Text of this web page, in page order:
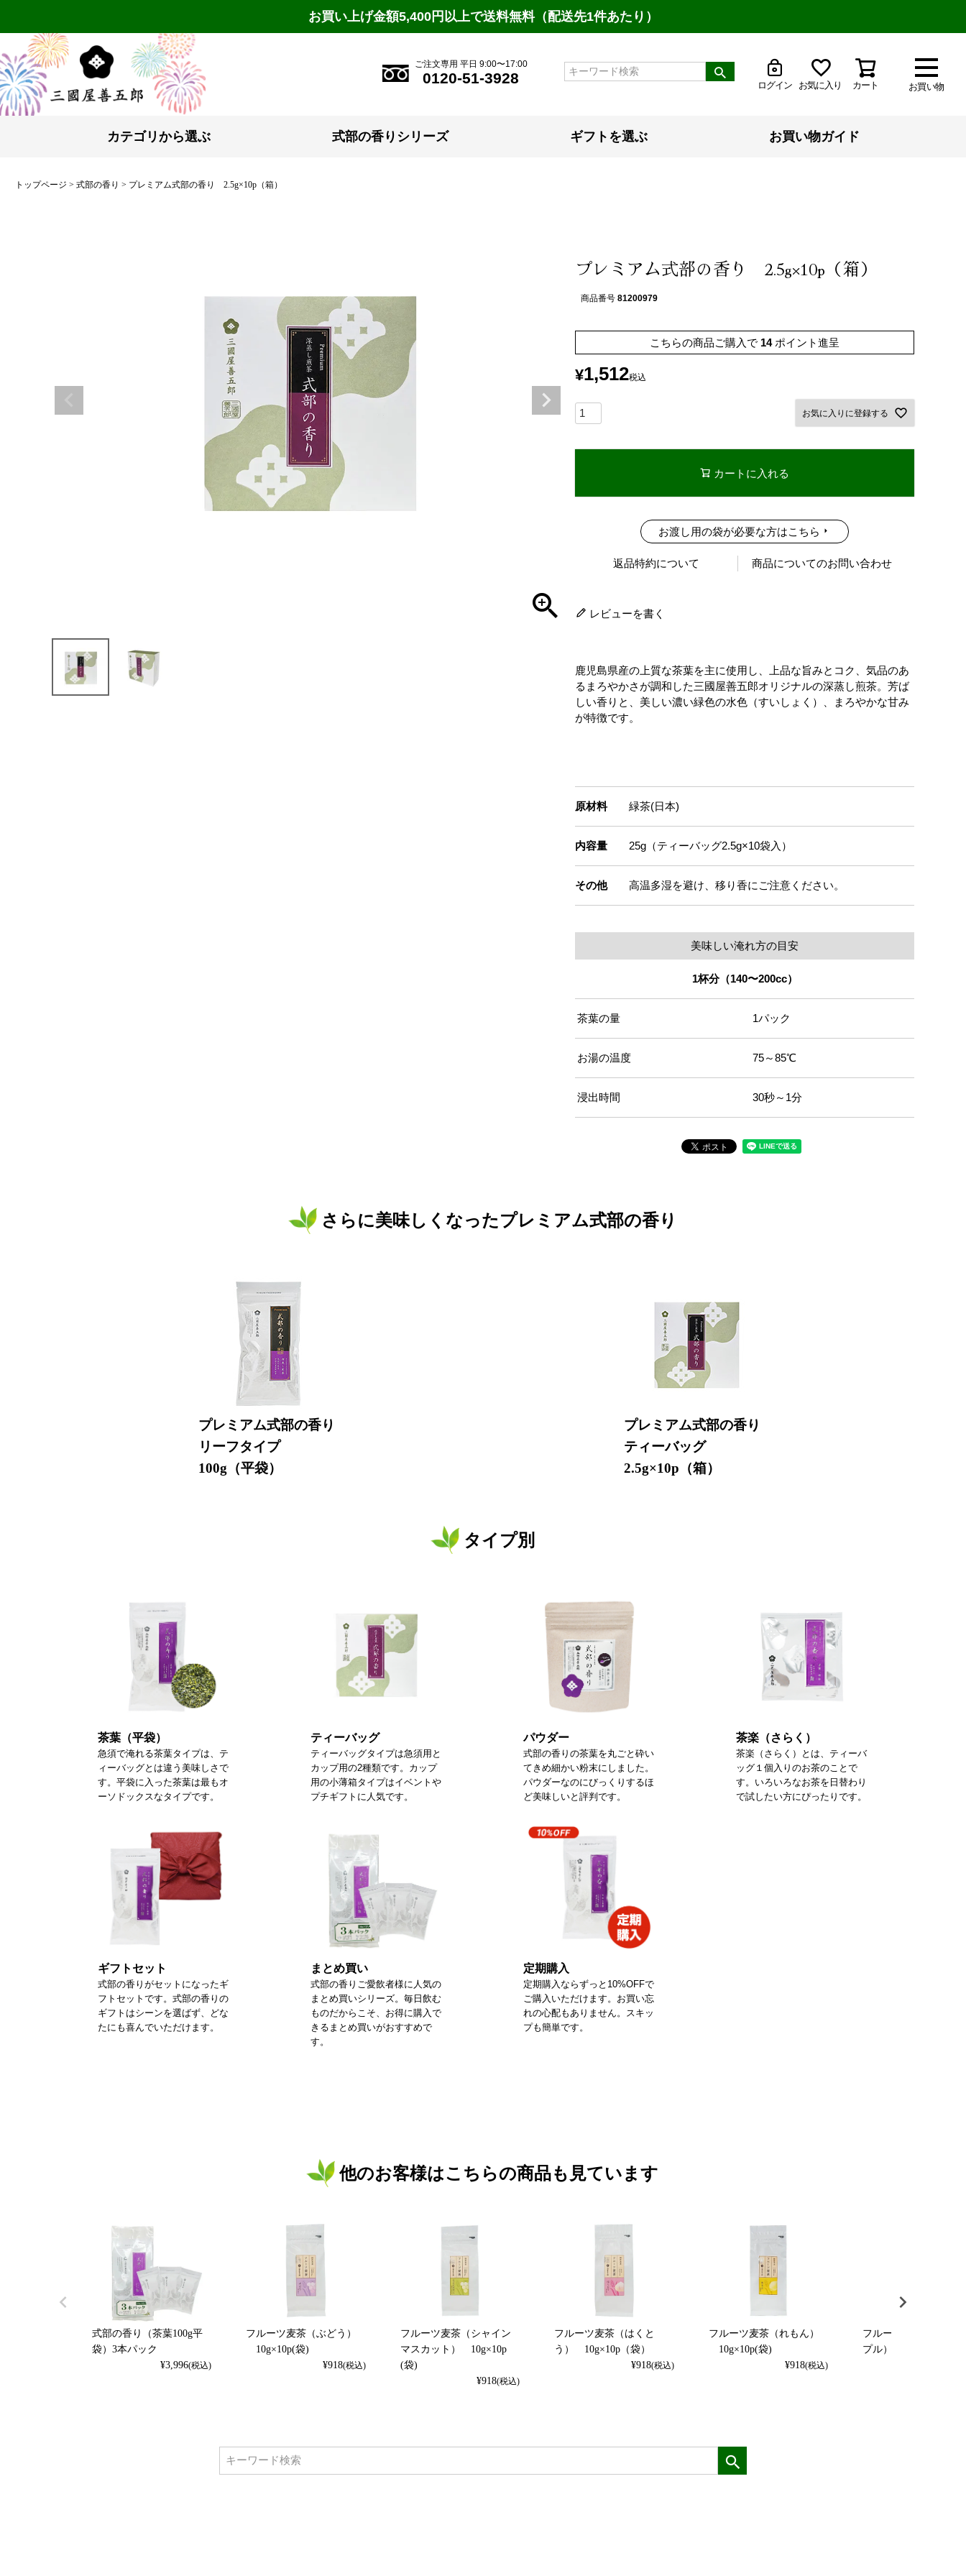
お買い上げ金額5,400円以上で送料無料（配送先1件あたり）
お買い物
ご注文専用 平日 9:00〜17:00
0120-51-3928 ログイン お気に入り カート
カテゴリから選ぶ 式部の香りシリーズ ギフトを選ぶ お買い物ガイド
トップページ 式部の香り プレミアム式部の香り 2.5g×10p（箱）
プレミアム式部の香り 2.5g×10p（箱）
商品番号 81200979
こちらの商品ご購入で 14 ポイント進呈
¥1,512税込
お気に入りに登録する
カートに入れる
お渡し用の袋が必要な方はこちら
返品特約について 商品についてのお問い合わせ
レビューを書く
鹿児島県産の上質な茶葉を主に使用し、上品な旨みとコク、気品のあ
るまろやかさが調和した三國屋善五郎オリジナルの深蒸し煎茶。芳ば
しい香りと、美しい濃い緑色の水色（すいしょく）、まろやかな甘み
が特徴です。
原材料 緑茶(日本)
内容量 25g（ティーバッグ2.5g×10袋入）
その他 高温多湿を避け、移り香にご注意ください。
美味しい淹れ方の目安
1杯分（140〜200cc）
茶葉の量 1パック
お湯の温度 75～85℃
浸出時間 30秒～1分
さらに美味しくなったプレミアム式部の香り
プレミアム式部の香り
リーフタイプ
100g（平袋）
プレミアム式部の香り
ティーバッグ
2.5g×10p（箱）
タイプ別
茶葉（平袋）
急須で淹れる茶葉タイプは、テ
ィーバッグとは違う美味しさで
す。平袋に入った茶葉は最もオ
ーソドックスなタイプです。
ティーバッグ
ティーバッグタイプは急須用と
カップ用の2種類です。カップ
用の小薄箱タイプはイベントや
プチギフトに人気です。
パウダー
式部の香りの茶葉を丸ごと砕い
てきめ細かい粉末にしました。
パウダーなのにびっくりするほ
ど美味しいと評判です。
茶楽（さらく）
茶楽（さらく）とは、ティーバ
ッグ１個入りのお茶のことで
す。いろいろなお茶を日替わり
で試したい方にぴったりです。
ギフトセット
式部の香りがセットになったギ
フトセットです。式部の香りの
ギフトはシーンを選ばず、どな
たにも喜んでいただけます。
まとめ買い
式部の香りご愛飲者様に人気の
まとめ買いシリーズ。毎日飲む
ものだからこそ、お得に購入で
きるまとめ買いがおすすめで
す。
定期購入
定期購入ならずっと10%OFFで
ご購入いただけます。お買い忘
れの心配もありません。スキッ
プも簡単です。
他のお客様はこちらの商品も見ています
式部の香り（茶葉100g平
袋）3本パック
¥3,996(税込)
フルーツ麦茶（ぶどう）
10g×10p(袋)
¥918(税込)
フルーツ麦茶（シャイン
マスカット） 10g×10p
(袋)
¥918(税込)
フルーツ麦茶（はくと
う） 10g×10p（袋）
¥918(税込)
フルーツ麦茶（れもん）
10g×10p(袋)
¥918(税込)
フルーツ麦茶（パイナ
プル） 10g×10p（袋